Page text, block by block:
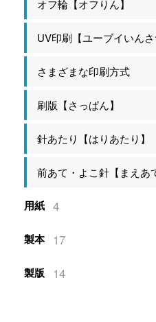
オフ輪【オフりん】
UV印刷【ユーブイいんさ
さまざまな印刷方式
刷版【さっぱん】
針あたり【はりあたり】
前あて・よこ針【まえあ
用紙 4
製本 17
製版 14